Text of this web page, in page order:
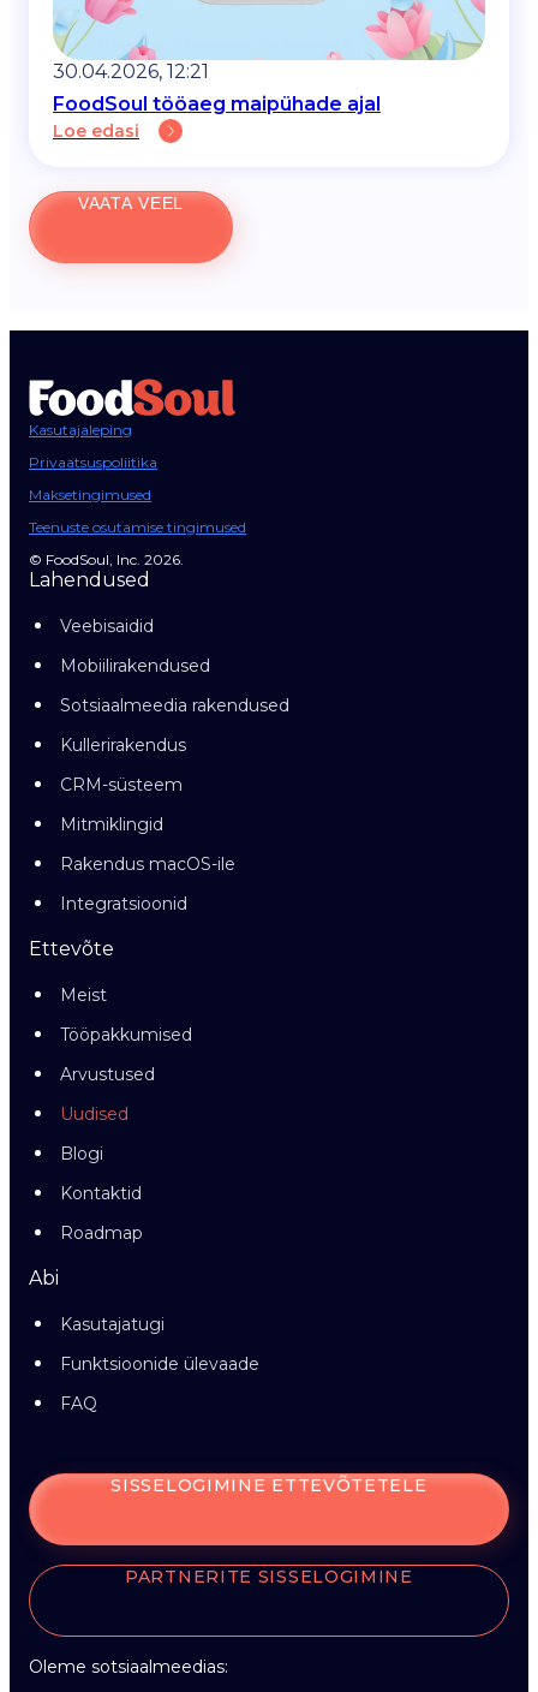
30.04.2026, 12:21
FoodSoul tööaeg maipühade ajal
Loe edasi
VAATA VEEL
Kasutajaleping
Privaatsuspoliitika
Maksetingimused
Teenuste osutamise tingimused
© FoodSoul, Inc. 2026.
Lahendused
Veebisaidid
Mobiilirakendused
Sotsiaalmeedia rakendused
Kullerirakendus
CRM-süsteem
Mitmiklingid
Rakendus macOS-ile
Integratsioonid
Ettevõte
Meist
Tööpakkumised
Arvustused
Uudised
Blogi
Kontaktid
Roadmap
Abi
Kasutajatugi
Funktsioonide ülevaade
FAQ
SISSELOGIMINE ETTEVÕTETELE
PARTNERITE SISSELOGIMINE
Oleme sotsiaalmeedias: